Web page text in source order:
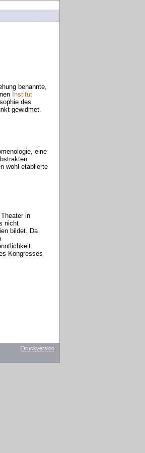
benannte,
Institut
des
gewidmet.
eine
wohl etablierte
in
nicht
bildet. Da
Kongresses
Druckversion